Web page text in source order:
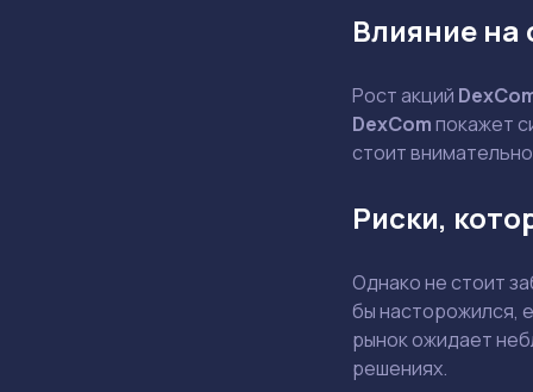
Влияние на
Рост акций
DexComпокажет
стоит
Риски,
Однако не стоит
бы насторожился,
рынок ожидает
решениях.